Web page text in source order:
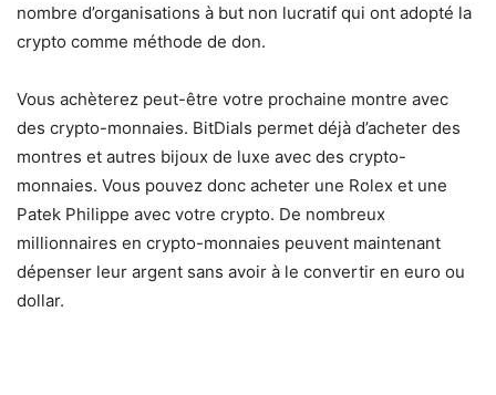
nombre d’organisations à but non lucratif qui ont adopté la
crypto comme méthode de don.
Vous achèterez peut-être votre prochaine montre avec
des crypto-monnaies. BitDials permet déjà d’acheter des
montres et autres bijoux de luxe avec des crypto-
monnaies. Vous pouvez donc acheter une Rolex et une
Patek Philippe avec votre crypto. De nombreux
millionnaires en crypto-monnaies peuvent maintenant
dépenser leur argent sans avoir à le convertir en euro ou
dollar.